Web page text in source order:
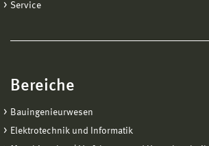
Service
Bereiche
Bauingenieurwesen
Elektrotechnik und Informatik